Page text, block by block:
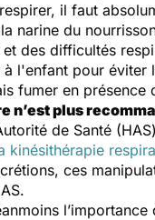
il faut
narine du
des difficultés
l'enfant pour
fumer en présence
n’est plus
de Santé
kinésithérapie
ces